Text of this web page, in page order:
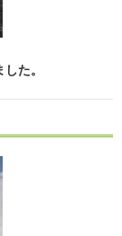
た。